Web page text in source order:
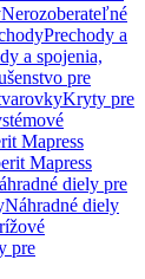
Nerozoberateľné
Prechody a
a spojenia,
pre
Kryty pre
Mapress
Mapress
diely pre
Náhradné diely
pre